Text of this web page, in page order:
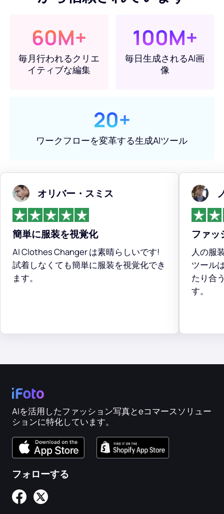
画像ブライトナー
WORDからJPGへ
60M+
毎月行われるクリエ
イティブな編集
100M+
毎日生成されるAI画
像
20+
ワークフローを変革する生成AIツール
オリバー・スミス
簡単に服装を視覚化
AI Clothes Changer は素晴らしいです!
試着しなくても簡単に服装を視覚化でき
ます。
ファッ
人の服
ツール
たり合
す。
AIを活用したファッション写真とeコマースソリュー
ションに特化しています。
フォローする